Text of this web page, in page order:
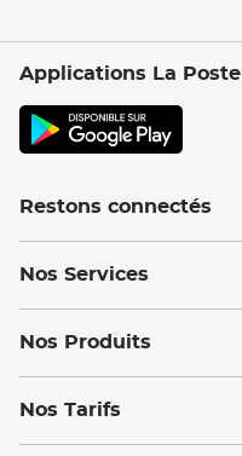
Applications La Poste
Restons connectés
Nos Services
Nos Produits
Nos Tarifs